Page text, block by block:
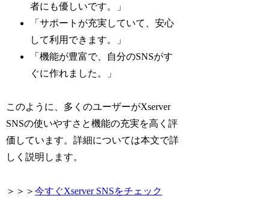
者にも優しいです。」
「サポートが充実していて、安心
して利用できます。」
「機能が豊富で、自分のSNSがす
ぐに作れました。」
このように、多くのユーザーがXserver
SNSの使いやすさと機能の充実を高く評
価しています。詳細については本文で詳
しく説明します。
＞＞＞今すぐXserver SNSをチェック